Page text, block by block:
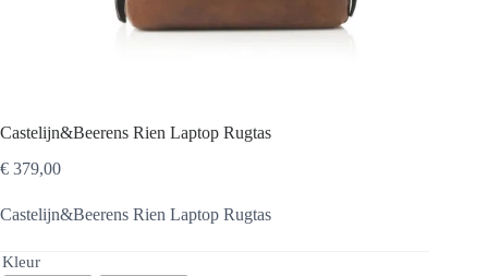
Castelijn&Beerens Rien Laptop Rugtas
€ 379,00
Castelijn&Beerens Rien Laptop Rugtas
Kleur